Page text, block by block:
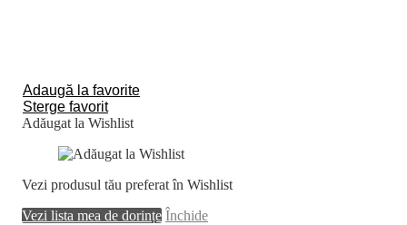
Adaugă la favorite
Sterge favorit
Adăugat la Wishlist
Vezi produsul tău preferat în Wishlist
Vezi lista mea de dorințe Închide